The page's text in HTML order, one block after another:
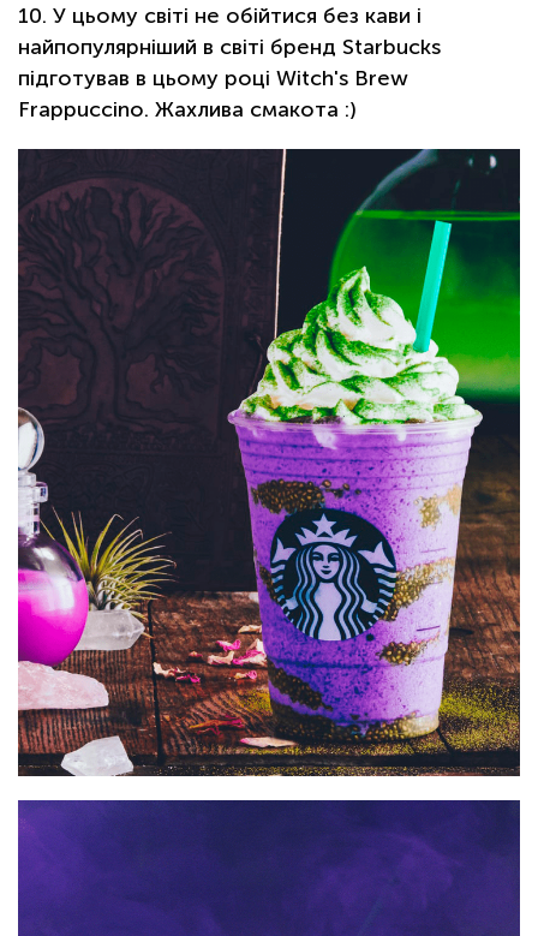
10. У цьому світі не обійтися без кави і
найпопулярніший в світі бренд Starbucks
підготував в цьому році Witch's Brew
Frappuccino. Жахлива смакота :)